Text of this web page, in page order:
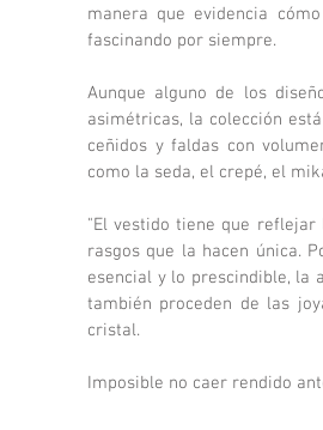
manera que evidencia
fascinando por siempre.
Aunque alguno de los
asimétricas, la colección
ceñidos y faldas con
como la seda, el crepé, el
"El vestido tiene que reflejar
rasgos que la hacen única.
esencial y lo prescindible, la
también proceden de las
cristal.
Imposible no caer rendido